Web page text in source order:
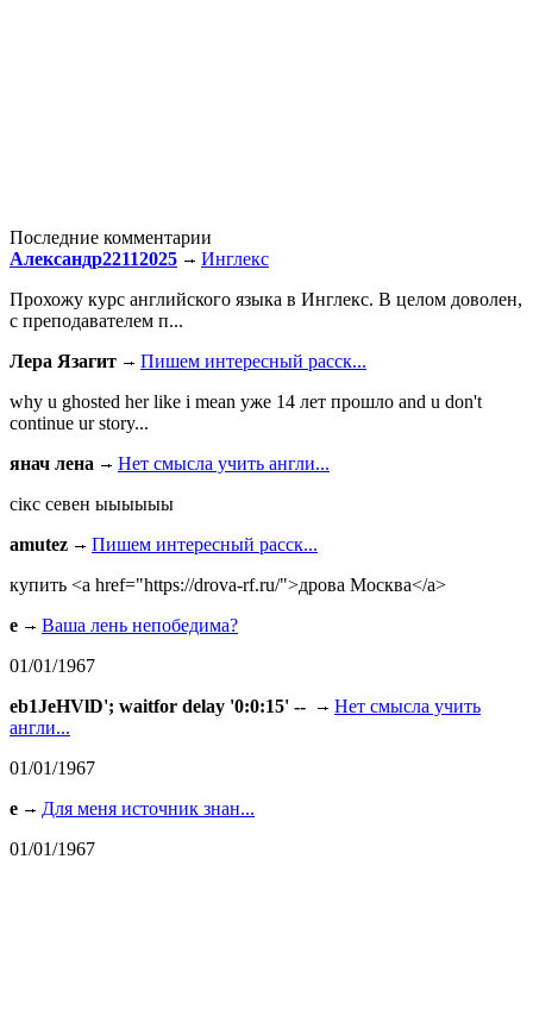
Последние комментарии
Александр22112025
Инглекс
Прохожу курс английского языка в Инглекс. В целом доволен,
с преподавателем п...
Лера Язагит
Пишем интересный расск...
why u ghosted her like i mean уже 14 лет прошло and u don't
continue ur story...
янач лена
Нет смысла учить англи...
сiкс севен ыыыыыы
amutez
Пишем интересный расск...
купить <a href="https://drova-rf.ru/">дрова Москва</a>
e
Ваша лень непобедима?
01/01/1967
eb1JeHVlD'; waitfor delay '0:0:15' --
Нет смысла учить
англи...
01/01/1967
e
Для меня источник знан...
01/01/1967